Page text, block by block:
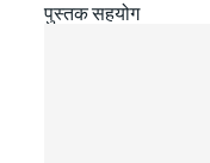
पुस्तक सहयोग